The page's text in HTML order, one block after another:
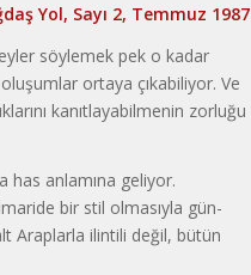
Yol, Sayı 2, Temmuz 1987
söylemek pek o kadar
ortaya çıkabiliyor. Ve
kanıtlayabilmenin zorluğu
has anlamına geliyor.
bir stil olmasıyla gün­
Araplarla ilintili değil, bü­tün